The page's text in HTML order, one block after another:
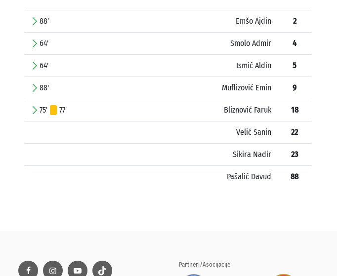
88' Emšo Ajdin 2
64' Smolo Admir 4
64' Ismić Aldin 5
88' Muflizović Emin 9
75' 77' Bliznović Faruk 18
Velić Sanin 22
Sikira Nadir 23
Pašalić Davud 88
Partneri/Asocijacije